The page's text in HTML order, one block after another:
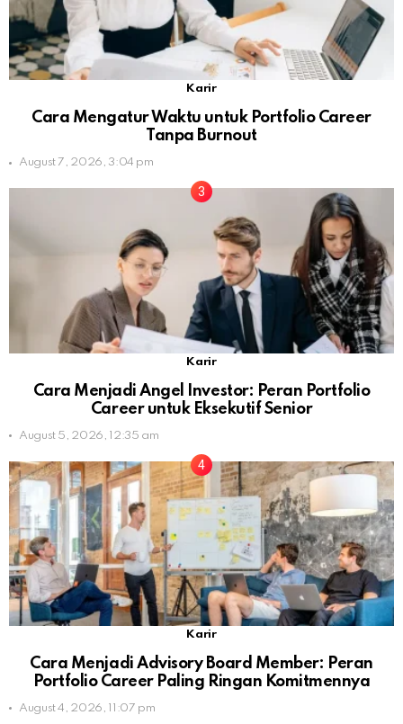
Karir
Cara Mengatur Waktu untuk Portfolio Career
Tanpa Burnout
August 7, 2026, 3:04 pm
Karir
Cara Menjadi Angel Investor: Peran Portfolio
Career untuk Eksekutif Senior
August 5, 2026, 12:35 am
Karir
Cara Menjadi Advisory Board Member: Peran
Portfolio Career Paling Ringan Komitmennya
August 4, 2026, 11:07 pm